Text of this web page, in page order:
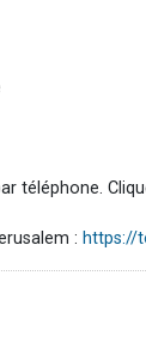
téléphone.
: https://